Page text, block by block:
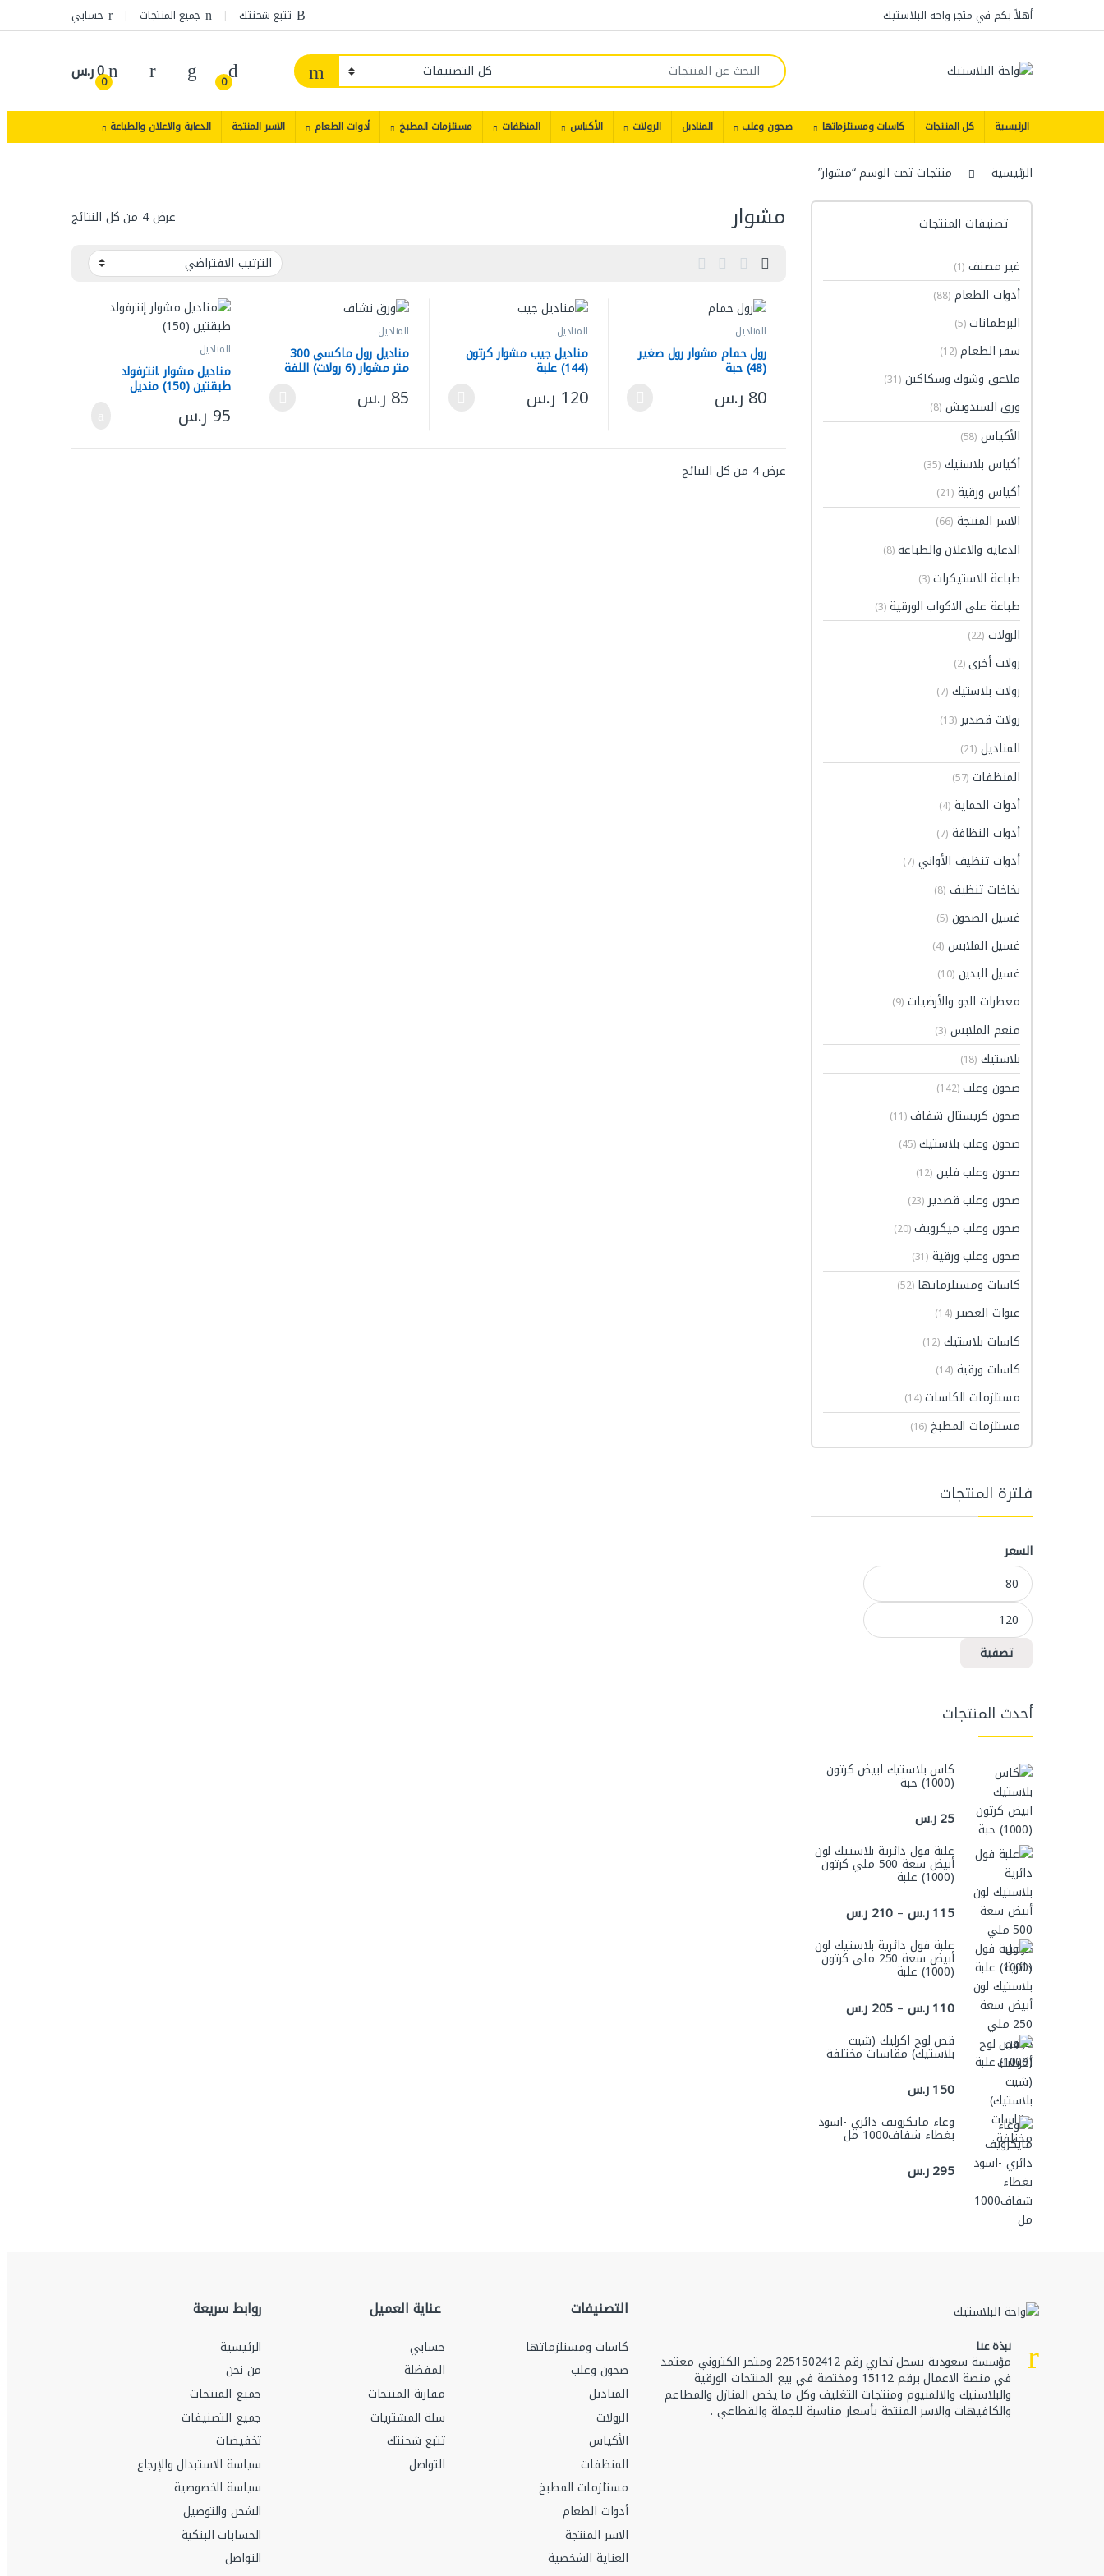
Skip to navigation
Skip to contentأهلاً بكم في متجر واحة البلاستيك تتبع شحنتك جميع المنتجات حسابي
Search for:
0
0
0ر.س
الرئيسية كل المنتجات كاسات ومستلزماتها صحون وعلب المناديل الرولات الأكياس المنظفات مستلزمات المطبخ أدوات الطعام الاسر المنتجة الدعاية والاعلان والطباعة
الرئيسية منتجات تحت الوسم “مشوار”
مشوار عرض ⁦4⁩ من كل النتائج
المناديل
رول حمام مشوار رول صغير
(48) حبة
80 ر.س
هناك العديد من الأشكال المختلفة لهذا المنتج. يمكن اختيار الخيارات على صفحة المنتج
المناديل
مناديل جيب مشوار كرتون
(144) علبة
120 ر.س
هناك العديد من الأشكال المختلفة لهذا المنتج. يمكن اختيار الخيارات على صفحة المنتج
المناديل
مناديل رول ماكسي 300
متر مشوار (6 رولات) اللفة
العملاقة85 ر.س
هناك العديد من الأشكال المختلفة لهذا المنتج. يمكن اختيار الخيارات على صفحة
المناديل
مناديل مشوار .انترفولد
طبقتين (150) منديل
95 ر.س
عرض ⁦4⁩ من كل النتائج
تصنيفات المنتجات
غير مصنف (1)
أدوات الطعام(88)
البرطمانات(5)
سفر الطعام(12)
ملاعق وشوك وسكاكين(31)
ورق السندويش(8)
الأكياس (58)
أكياس بلاستيك(35)
أكياس ورقية(21)
الاسر المنتجة(66)
الدعاية والاعلان والطباعة(8)
طباعة الاستيكرات(3)
طباعة على الاكواب الورقية(3)
الرولات (22)
رولات أخرى(2)
رولات بلاستيك(7)
رولات قصدير(13)
المناديل (21)
المنظفات (57)
أدوات الحماية(4)
أدوات النظافة(7)
أدوات تنظيف الأواني(7)
بخاخات تنظيف(8)
غسيل الصحون(5)
غسيل الملابس(4)
غسيل اليدين(10)
معطرات الجو والأرضيات (9)
منعم الملابس(3)
بلاستيك (18)
صحون وعلب(142)
صحون كريستال شفاف(11)
صحون وعلب بلاستيك(45)
صحون وعلب فلين (12)
صحون وعلب قصدير(23)
صحون وعلب ميكرويف(20)
صحون وعلب ورقية (31)
كاسات ومستلزماتها(52)
عبوات العصير(14)
كاسات بلاستيك(12)
كاسات ورقية(14)
مستلزمات الكاسات(14)
مستلزمات المطبخ (16)
فلترة المنتجات
السعر
أدنى سعر
أعلى سعر
تصفية
أحدث المنتجات
كاس بلاستيك ابيض كرتون
(1000) حبة
25 ر.س
علبة فول دائرية بلاستيك لون
أبيض سعة 500 ملي كرتون
(1000) علبة
115ر.س –
210 ر.سنطاق السعر: من ⁦115 ر.س⁩ خلال ⁦210 ر.س⁩
علبة فول دائرية بلاستيك لون
أبيض سعة 250 ملي كرتون
(1000) علبة
110ر.س –
205 ر.سنطاق السعر: من ⁦110 ر.س⁩ خلال ⁦205 ر.س⁩
قص لوح اكرليك (شيت
بلاستيك) مقاسات مختلفة
150ر.س
وعاء مايكرويف دائري -اسود
بغطاء شفاف1000 مل
295ر.س
نبذة عنا
مؤسسة سعودية بسجل تجاري رقم 2251502412 ومتجر الكتروني معتمد
في منصة الاعمال برقم 15112 ومختصة في بيع المنتجات الورقية
والبلاستيك والالمنيوم ومنتجات التغليف وكل ما يخص المنازل والمطاعم
والكافيهات والاسر المنتجة بأسعار مناسبة للجملة والقطاعي .
التصنيفات
كاسات ومستلزماتها
صحون وعلب
المناديل
الرولات
الأكياس
المنظفات
مستلزمات المطبخ
أدوات الطعام
الاسر المنتجة
العناية الشخصية
عناية العميل
حسابي
المفضلة
مقارنة المنتجات
سلة المشتريات
تتبع شحنتك
التواصل
روابط سريعة
الرئيسية
من نحن
جميع المنتجات
جميع التصنيفات
تخفيضات
سياسة الاستبدال والإرجاع
سياسة الخصوصية
الشحن والتوصيل
الحسابات البنكية
التواصل